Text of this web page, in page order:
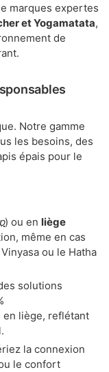
marques expertes
et Yogamatata,
de
Notre gamme
les besoins, des
épais pour le
) ou en liège
même en cas
ou le Hatha
solutions
en liège, reflétant
la connexion
le confort